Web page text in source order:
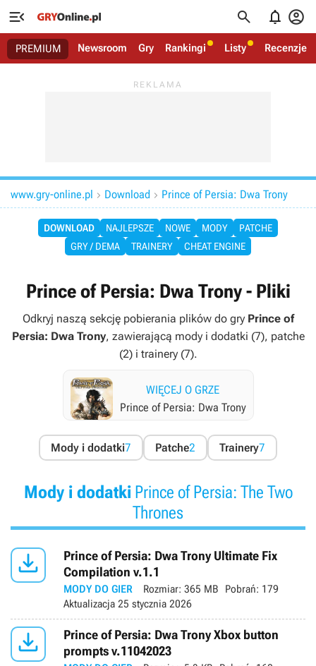
   
PREMIUM Newsroom Gry Rankingi Listy Recenzje
www.gry-online.pl  Download  Prince of Persia: Dwa Trony
DOWNLOAD NAJLEPSZE NOWE MODY
PATCHE
GRY / DEMA
TRAINERY CHEAT ENGINE
Prince of Persia: Dwa Trony - Pliki
Odkryj naszą sekcję pobierania plików do gry Prince of
Persia: Dwa Trony, zawierającą mody i dodatki (7), patche
(2) i trainery (7).
WIĘCEJ O GRZE
Prince of Persia: Dwa Trony
Mody i dodatki7 Patche2 Trainery7
Mody i dodatkiPrince of Persia: The Two
Thrones

Prince of Persia: Dwa Trony Ultimate Fix
Compilation v.1.1
MODY DO GIER Rozmiar: 365 MB Pobrań: 179
Aktualizacja 25 stycznia 2026

Prince of Persia: Dwa Trony Xbox button
prompts v.11042023